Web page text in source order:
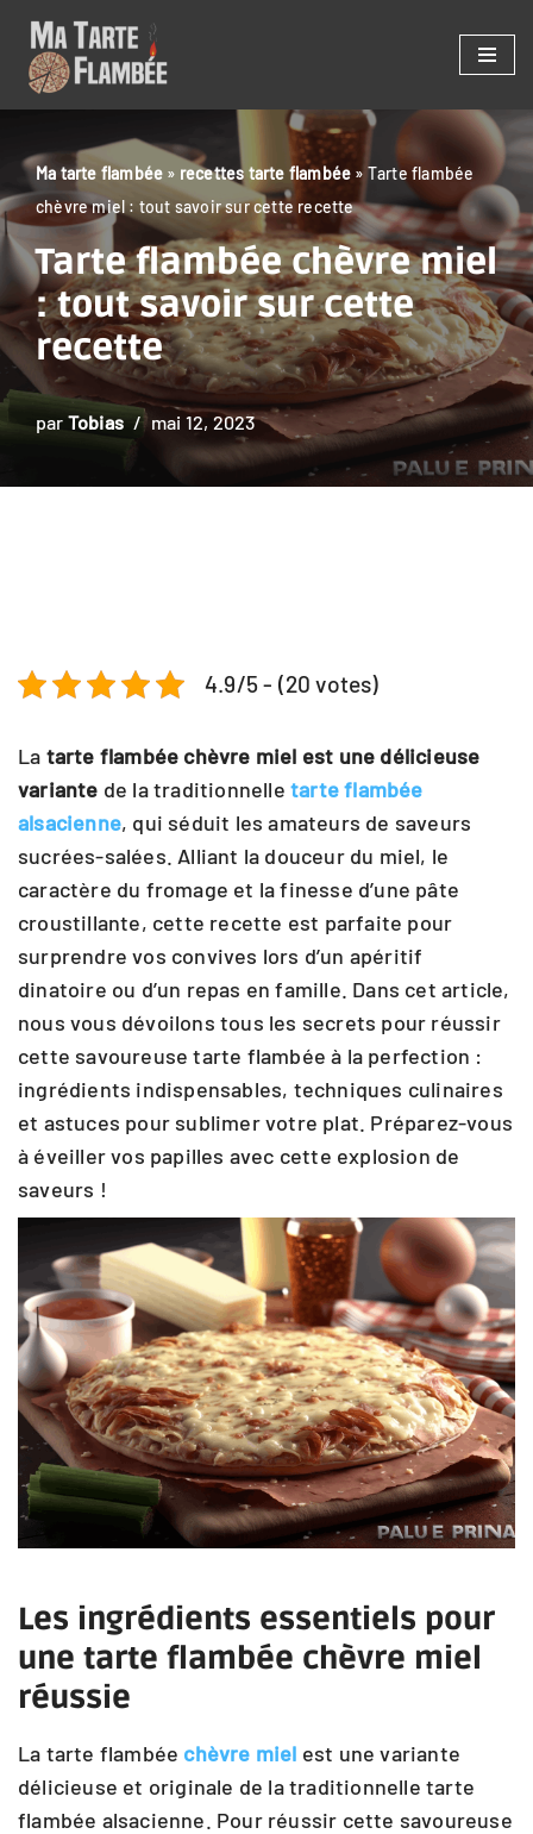
Aller
au
Ma tarte flambée » recettes tarte flambée » Tarte flambée
chèvre miel : tout savoir sur cette recette
Tarte flambée chèvre miel
: tout savoir sur cette
recette
par Tobias mai 12, 2023
4.9/5 - (20 votes)
La tarte flambée chèvre miel est une délicieuse
variante de la traditionnelletarte flambée
alsacienne, qui séduit les amateurs de saveurs
sucrées-salées. Alliant la douceur du miel, le
caractère du fromage et la finesse d’une pâte
croustillante, cette recette est parfaite pour
surprendre vos convives lors d’un apéritif
dinatoire ou d’un repas en famille. Dans cet article,
nous vous dévoilons tous les secrets pour réussir
cette savoureuse tarte flambée à la perfection :
ingrédients indispensables, techniques culinaires
et astuces pour sublimer votre plat. Préparez-vous
à éveiller vos papilles avec cette explosion de
saveurs !
Les ingrédients essentiels pour
une tarte flambée chèvre miel
réussie
La tarte flambée chèvre miel est une variante
délicieuse et originale de la traditionnelle tarte
flambée alsacienne. Pour réussir cette savoureuse